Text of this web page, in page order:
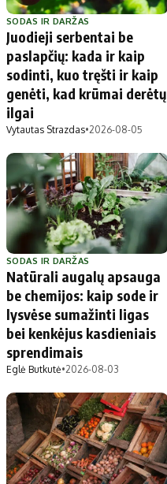
SODAS IR DARŽAS
Juodieji serbentai be
paslapčių: kada ir kaip
sodinti, kuo tręšti ir kaip
genėti, kad krūmai derėtų
ilgai
Vytautas Strazdas•2026-08-05
SODAS IR DARŽAS
Natūrali augalų apsauga
be chemijos: kaip sode ir
lysvėse sumažinti ligas
bei kenkėjus kasdieniais
sprendimais
Eglė Butkutė•2026-08-03